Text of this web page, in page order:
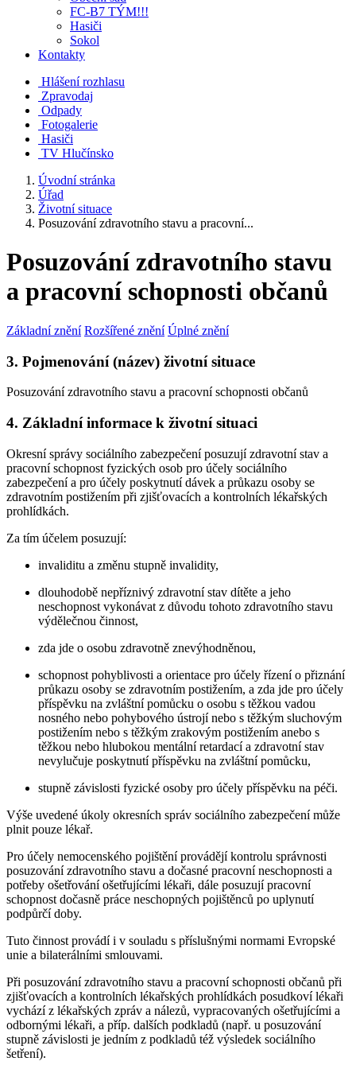
FC-B7 TÝM!!!
Hasiči
Sokol
Kontakty
Hlášení rozhlasu
Zpravodaj
Odpady
Fotogalerie
Hasiči
TV Hlučínsko
Úvodní stránka
Úřad
Životní situace
Posuzování zdravotního stavu a pracovní...
Posuzování zdravotního stavu
a pracovní schopnosti občanů
Základní znění Rozšířené znění Úplné znění
3. Pojmenování (název) životní situace
Posuzování zdravotního stavu a pracovní schopnosti občanů
4. Základní informace k životní situaci
Okresní správy sociálního zabezpečení posuzují zdravotní stav a
pracovní schopnost fyzických osob pro účely sociálního
zabezpečení a pro účely poskytnutí dávek a průkazu osoby se
zdravotním postižením při zjišťovacích a kontrolních lékařských
prohlídkách.
Za tím účelem posuzují:
invaliditu a změnu stupně invalidity,
dlouhodobě nepříznivý zdravotní stav dítěte a jeho
neschopnost vykonávat z důvodu tohoto zdravotního stavu
výdělečnou činnost,
zda jde o osobu zdravotně znevýhodněnou,
schopnost pohyblivosti a orientace pro účely řízení o přiznání
průkazu osoby se zdravotním postižením, a zda jde pro účely
příspěvku na zvláštní pomůcku o osobu s těžkou vadou
nosného nebo pohybového ústrojí nebo s těžkým sluchovým
postižením nebo s těžkým zrakovým postižením anebo s
těžkou nebo hlubokou mentální retardací a zdravotní stav
nevylučuje poskytnutí příspěvku na zvláštní pomůcku,
stupně závislosti fyzické osoby pro účely příspěvku na péči.
Výše uvedené úkoly okresních správ sociálního zabezpečení může
plnit pouze lékař.
Pro účely nemocenského pojištění provádějí kontrolu správnosti
posuzování zdravotního stavu a dočasné pracovní neschopnosti a
potřeby ošetřování ošetřujícími lékaři, dále posuzují pracovní
schopnost dočasně práce neschopných pojištěnců po uplynutí
podpůrčí doby.
Tuto činnost provádí i v souladu s příslušnými normami Evropské
unie a bilaterálními smlouvami.
Při posuzování zdravotního stavu a pracovní schopnosti občanů při
zjišťovacích a kontrolních lékařských prohlídkách posudkoví lékaři
vychází z lékařských zpráv a nálezů, vypracovaných ošetřujícími a
odbornými lékaři, a příp. dalších podkladů (např. u posuzování
stupně závislosti je jedním z podkladů též výsledek sociálního
šetření).